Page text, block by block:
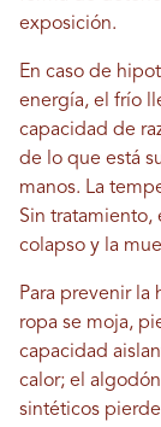
exposición.
En caso de
energía, el frío
capacidad de
de lo que está
manos. La
Sin tratamiento,
colapso y la
Para prevenir la
ropa se moja,
capacidad
calor; el
sintéticos